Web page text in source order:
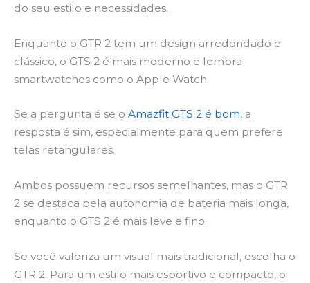
do seu estilo e necessidades.
Enquanto o GTR 2 tem um design arredondado e
clássico, o GTS 2 é mais moderno e lembra
smartwatches como o Apple Watch.
Se a pergunta é se o Amazfit GTS 2 é bom, a
resposta é sim, especialmente para quem prefere
telas retangulares.
Ambos possuem recursos semelhantes, mas o GTR
2 se destaca pela autonomia de bateria mais longa,
enquanto o GTS 2 é mais leve e fino.
Se você valoriza um visual mais tradicional, escolha o
GTR 2. Para um estilo mais esportivo e compacto, o